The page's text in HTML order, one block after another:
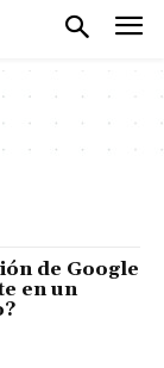
de Google
en un